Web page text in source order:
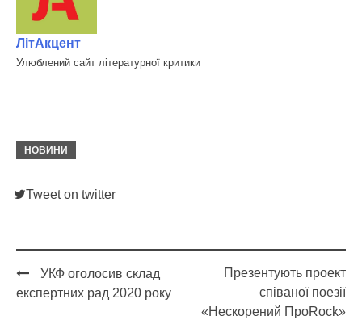
ЛітАкцент
Улюблений сайт літературної критики
НОВИНИ
Tweet on twitter
Post
УКФ оголосив склад
експертних рад 2020 року
Презентують проект
співаної поезії
«Нескорений ПроRock»